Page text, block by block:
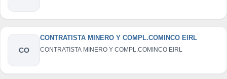
CO
CONTRATISTA MINERO Y COMPL.COMINCO EIRL
CONTRATISTA MINERO Y COMPL.COMINCO EIRL